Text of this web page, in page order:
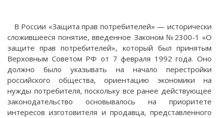
В России «Защита прав потребителей» — исторически
сложившееся понятие, введенное Законом №2300-1 «О
защите прав потребителей», который был принятым
Верховным Советом РФ от 7 февраля 1992 года. Оно
должно было указывать на начало перестройки
российского общества, ориентацию экономики на
нужды потребителя, поскольку все ранее действующее
законодательство основывалось на приоритете
интересов изготовителя и продавца, представленного